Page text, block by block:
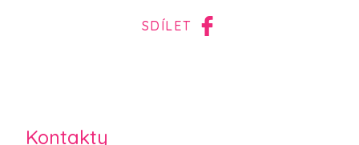
SDÍLET
Kontakty